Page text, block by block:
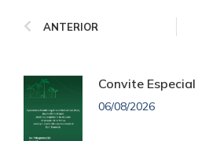
ANTERIOR
Convite
06/08/2026